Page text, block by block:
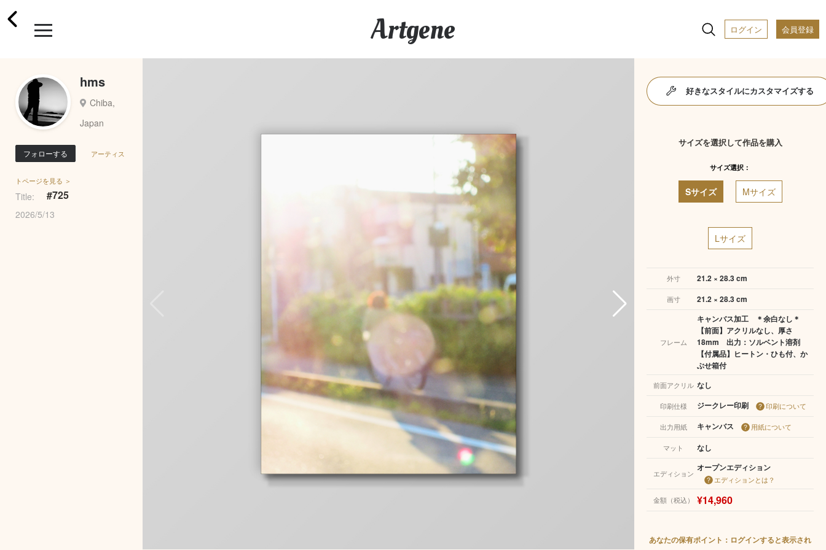
Artgene ログイン 会員登録
hms
Chiba,
Japan
フォローする アーティス
トページを見る ＞
Title: #725
2026/5/13
好きなスタイルにカスタマイズする
サイズを選択して作品を購入
サイズ選択：
Sサイズ Mサイズ
Lサイズ
外寸 21.2 × 28.3 cm
画寸 21.2 × 28.3 cm
フレーム
キャンバス加工 ＊余白なし＊
【前面】アクリルなし、厚さ
18mm 出力：ソルベント溶剤
【付属品】ヒートン・ひも付、か
ぶせ箱付
前面アクリル なし
印刷仕様 ジークレー印刷 印刷について
出力用紙 キャンバス 用紙について
マット なし
エディション
オープンエディション
エディションとは？
金額（税込） ¥14,960
あなたの保有ポイント：ログインすると表示され